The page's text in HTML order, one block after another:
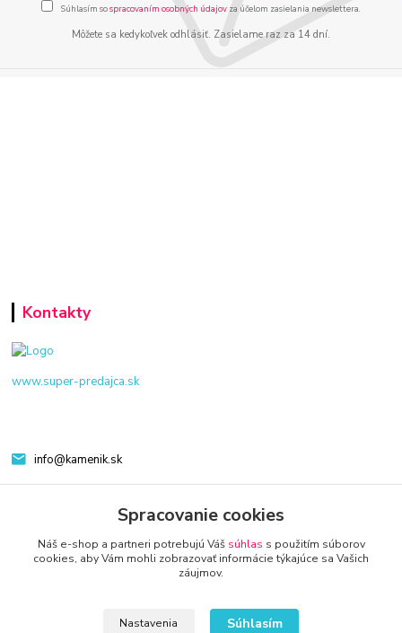
Súhlasím sospracovaním osobných údajov za účelom zasielania newslettera.
Môžete sa kedykoľvek odhlásiť. Zasielame raz za 14 dní.
Kontakty
www.super-predajca.sk
info@kamenik.sk
Spracovanie cookies
Náš e-shop a partneri potrebujú Váš súhlas s použitím súborov
cookies, aby Vám mohli zobrazovať informácie týkajúce sa Vašich
záujmov.
Nastavenia Súhlasím